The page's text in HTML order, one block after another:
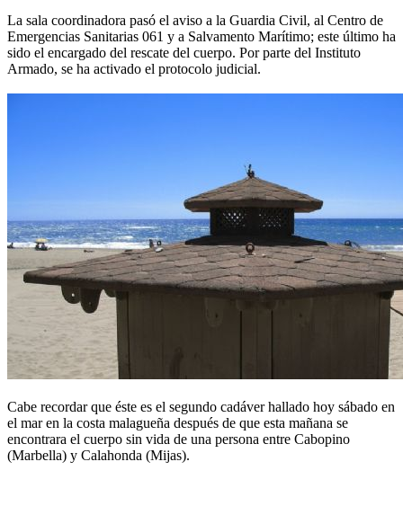
La sala coordinadora pasó el aviso a la Guardia Civil, al Centro de
Emergencias Sanitarias 061 y a Salvamento Marítimo; este último ha
sido el encargado del rescate del cuerpo. Por parte del Instituto
Armado, se ha activado el protocolo judicial.
Cabe recordar que éste es el segundo cadáver hallado hoy sábado en
el mar en la costa malagueña después de que esta mañana se
encontrara el cuerpo sin vida de una persona entre Cabopino
(Marbella) y Calahonda (Mijas).